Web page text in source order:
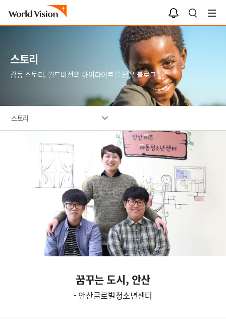
검
색
알
림
함
스토리
감동 스토리, 월드비전의 하이라이트를 담은 블로그
스토리
이
미
지
설
명
꿈꾸는 도시, 안산
- 안산글로벌청소년센터